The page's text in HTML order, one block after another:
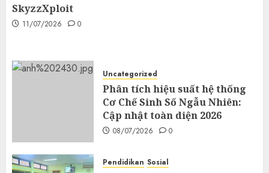
SkyzzXploit
11/07/2026 0
Uncategorized
Phân tích hiệu suất hệ thống
Cơ Chế Sinh Số Ngẫu Nhiên:
Cập nhật toàn diện 2026
08/07/2026 0
Pendidikan Sosial